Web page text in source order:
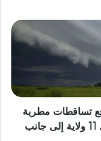
تساقطات مطرية
متفاوتة على 11 ولاية إلى جانب